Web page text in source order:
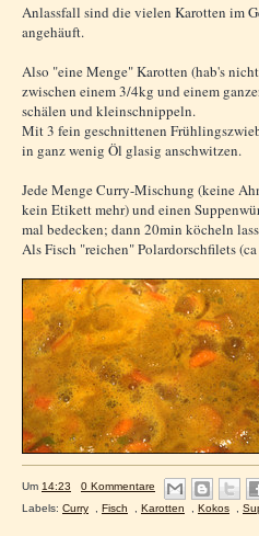
Anlassfall sind die vielen Karotten im
angehäuft.
Also "eine Menge" Karotten (hab's
zwischen einem 3/4kg und einem
schälen und kleinschnippeln.
Mit 3 fein geschnittenen
in ganz wenig Öl glasig anschwitzen.
Jede Menge Curry-Mischung (keine
kein Etikett mehr) und einen
mal bedecken; dann 20min köcheln
Als Fisch "reichen" Polardorschfilets
Um 14:23
0 Kommentare
Labels: Curry Fisch Karotten Kokos